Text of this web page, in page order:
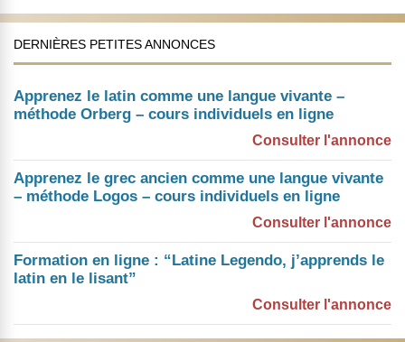
DERNIÈRES PETITES ANNONCES
Apprenez le latin comme une langue vivante –
méthode Orberg – cours individuels en ligne
Consulter l'annonce
Apprenez le grec ancien comme une langue vivante
– méthode Logos – cours individuels en ligne
Consulter l'annonce
Formation en ligne : “Latine Legendo, j’apprends le
latin en le lisant”
Consulter l'annonce